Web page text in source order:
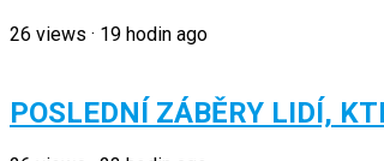
26 views · 19 hodin ago
POSLEDNÍ ZÁBĚRY LIDÍ,